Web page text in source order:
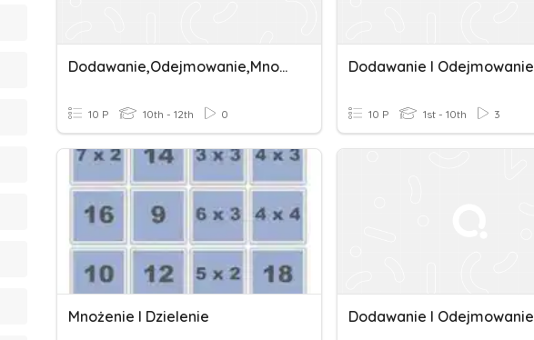
Dodawanie,odejmowanie,mnożenie I Dzielenie
10 P 10th - 12th 0 10 P 1st - 10th 3
Mnożenie I Dzielenie Dodawanie I Odejmowanie